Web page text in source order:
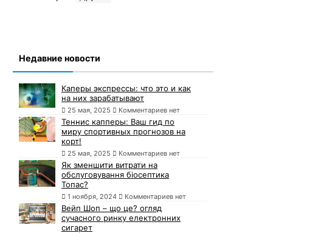
Недавние новости
Каперы экспрессы: что это и как
на них зарабатывают
25 мая, 2025 Комментариев нет
Теннис капперы: Ваш гид по
миру спортивных прогнозов на
корт!
25 мая, 2025 Комментариев нет
Як зменшити витрати на
обслуговування біосептика
Топас?
1 ноября, 2024 Комментариев нет
Вейп Шоп – що це? огляд
сучасного ринку електронних
сигарет